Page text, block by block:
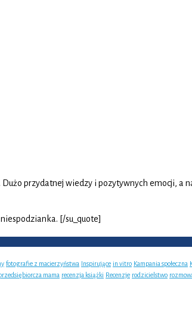
przydatnej wiedzy i pozytywnych emocji, a
[/su_quote]
fotografie z macierzyństwa Inspirujące in vitro Kampania społeczna
mama recenzja książki Recenzje rodzicielstwo